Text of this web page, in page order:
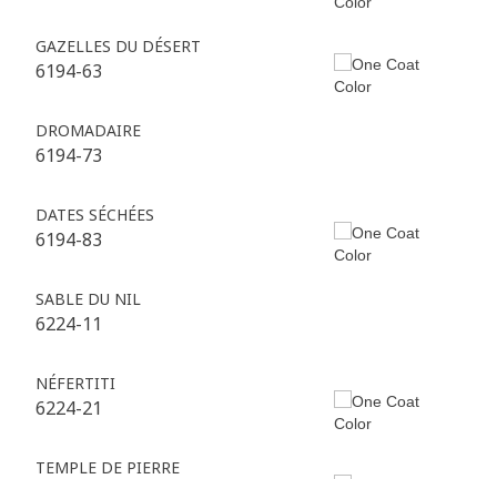
GAZELLES DU DÉSERT
6194-63
DROMADAIRE
6194-73
DATES SÉCHÉES
6194-83
SABLE DU NIL
6224-11
NÉFERTITI
6224-21
TEMPLE DE PIERRE